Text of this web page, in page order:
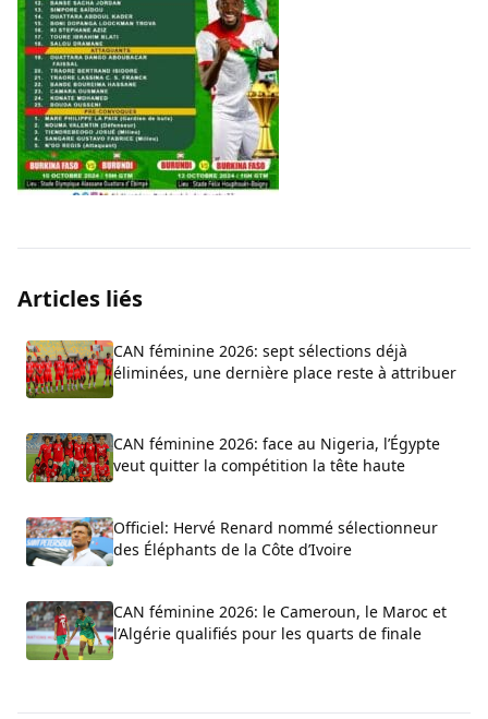
Articles liés
CAN féminine 2026: sept sélections déjà
éliminées, une dernière place reste à attribuer
CAN féminine 2026: face au Nigeria, l’Égypte
veut quitter la compétition la tête haute
Officiel: Hervé Renard nommé sélectionneur
des Éléphants de la Côte d’Ivoire
CAN féminine 2026: le Cameroun, le Maroc et
l’Algérie qualifiés pour les quarts de finale